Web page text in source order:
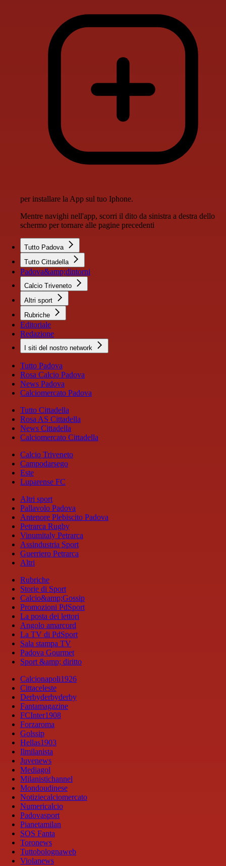
per installare la App sul tuo Iphone.
Mentre navighi nell'app, scorri il dito da sinistra a destra dello
schermo per tornare alle pagine precedenti
Tutto Padova
Tutto Cittadella
Padova&amp;dintorni
Calcio Triveneto
Altri sport
Rubriche
Editoriale
Redazione
I siti del nostro network
Tutto Padova
Rosa Calcio Padova
News Padova
Calciomercato Padova
Tutto Cittadella
Rosa AS Cittadella
News Cittadella
Calciomercato Cittadella
Calcio Triveneto
Campodarsego
Este
Luparense FC
Altri sport
Pallavolo Padova
Antenore Plebiscito Padova
Petrarca Rugby
Vinumitaly Petrarca
Assindustria Sport
Guerriero Petrarca
Altri
Rubriche
Storie di Sport
Calcio&amp;Gossip
Promozioni PdSport
La posta dei lettori
Angolo amarcord
La TV di PdSport
Sala stampa TV
Padova Gourmet
Sport &amp; diritto
Calcionapoli1926
Cittaceleste
Derbyderbyderby
Fantamagazine
FCInter1908
Forzaroma
Golssip
Hellas1903
Ilmilanista
Juvenews
Mediagol
Milanistichannel
Mondoudinese
Notiziecalciomercato
Numericalcio
Padovasport
Pianetamilan
SOS Fanta
Toronews
Tuttobolognaweb
Violanews